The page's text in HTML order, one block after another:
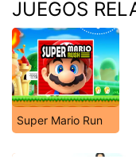
JUEGOS
Super Mario Run